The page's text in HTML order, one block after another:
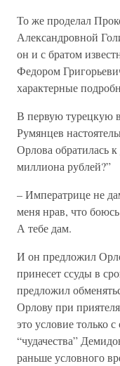
То же проделал
Александровной
он и с братом
Федором
характерные
В первую турецкую
Румянцев
Орлова обратилась
миллиона рублей?”
– Императрице не
меня нрав, что
А тебе дам.
И он предложил
принесет ссуды в
предложил
Орлову при
это условие только
“чудачества”
раньше условного